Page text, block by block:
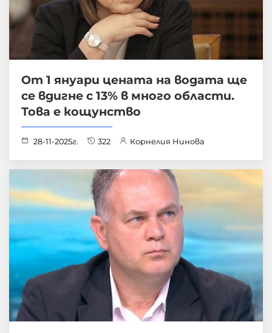
От 1 януари цената на водата ще
се вдигне с 13% в много области.
Това е кощунство
28-11-2025г. 322 Корнелия Нинова